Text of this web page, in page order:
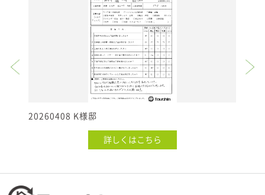
20260408 K様邸
詳しくはこちら